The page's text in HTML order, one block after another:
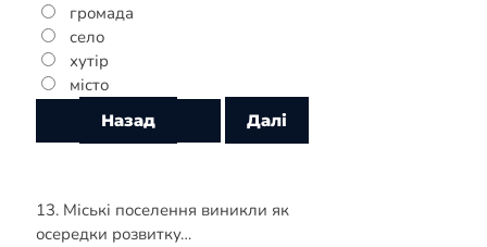
громада
село
хутір
місто
13. Міські поселення виникли як
осередки розвитку…